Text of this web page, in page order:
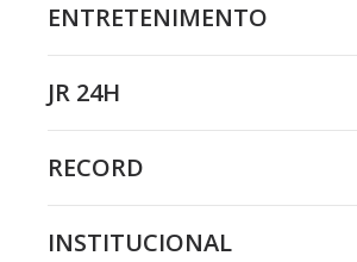
ENTRETENIMENTO
JR 24H
RECORD
INSTITUCIONAL